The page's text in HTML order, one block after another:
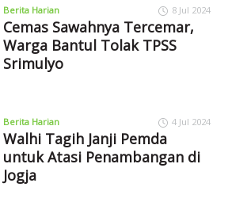
Berita Harian 8 Jul 2024
Cemas Sawahnya Tercemar,
Warga Bantul Tolak TPSS
Srimulyo
Berita Harian 4 Jul 2024
Walhi Tagih Janji Pemda
untuk Atasi Penambangan di
Jogja